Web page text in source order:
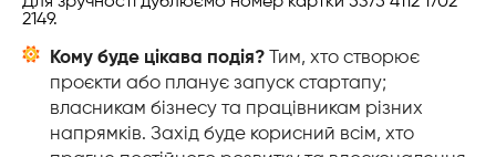
2149.
Кому буде цікава подія?
Тим, хто створює
проєкти або планує запуск стартапу;
власникам бізнесу та працівникам різних
напрямків. Захід буде корисний всім, хто